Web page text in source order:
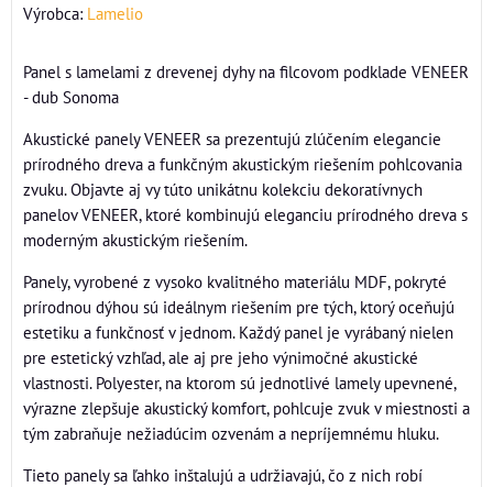
Výrobca: Lamelio
Panel s lamelami z drevenej dyhy na filcovom podklade VENEER
- dub Sonoma
Akustické panely VENEER sa prezentujú zlúčením elegancie
prírodného dreva a funkčným akustickým riešením pohlcovania
zvuku. Objavte aj vy túto unikátnu kolekciu dekoratívnych
panelov VENEER, ktoré kombinujú eleganciu prírodného dreva s
moderným akustickým riešením.
Panely, vyrobené z vysoko kvalitného materiálu MDF, pokryté
prírodnou dýhou sú ideálnym riešením pre tých, ktorý oceňujú
estetiku a funkčnosť v jednom. Každý panel je vyrábaný nielen
pre estetický vzhľad, ale aj pre jeho výnimočné akustické
vlastnosti. Polyester, na ktorom sú jednotlivé lamely upevnené,
výrazne zlepšuje akustický komfort, pohlcuje zvuk v miestnosti a
tým zabraňuje nežiadúcim ozvenám a nepríjemnému hluku.
Tieto panely sa ľahko inštalujú a udržiavajú, čo z nich robí